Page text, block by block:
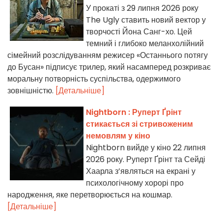
У прокаті з 29 липня 2026 року
The Ugly ставить новий вектор у
творчості Йона Санг-хо. Цей
темний і глибоко меланхолійний
сімейний розслідуванням режисер «Останнього потягу
до Бусан» підписує трилер, який насамперед розкриває
моральну потворність суспільства, одержимого
зовнішністю. [Детальніше]
Nightborn : Руперт Ґрінт
стикається зі стривоженим
немовлям у кіно
Nightborn вийде у кіно 22 липня
2026 року. Руперт Ґрінт та Сейді
Хаарла з’являться на екрані у
психологічному хорорі про
народження, яке перетворюється на кошмар.
[Детальніше]